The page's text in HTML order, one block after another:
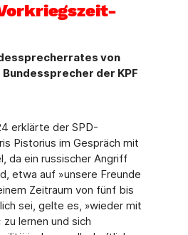
von
der KPF
erklärte der SPD-
Pistorius im Gespräch mit
da ein russischer Angriff
etwa auf »unsere Freunde
Zeitraum von fünf bis
sei, gelte es, »wieder mit
lernen und sich